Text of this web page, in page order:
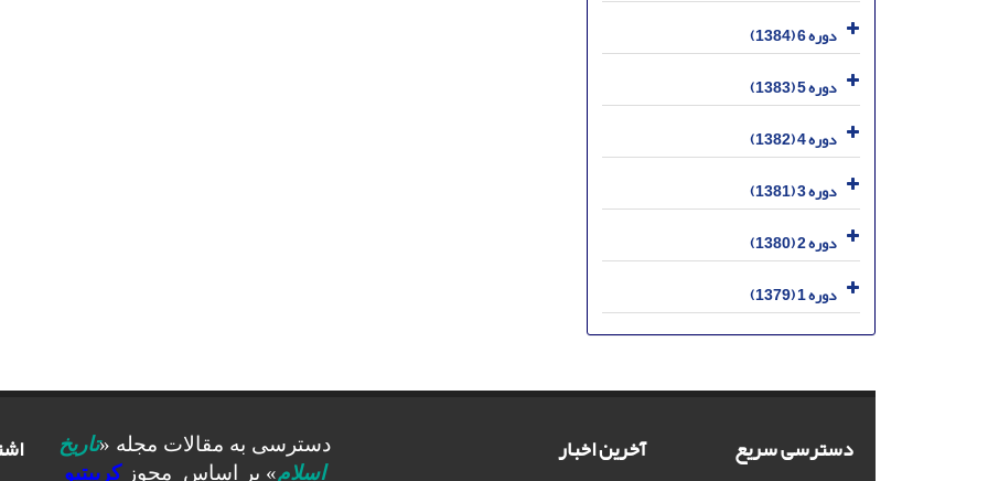
دوره 6 (1384)
دوره 5 (1383)
دوره 4 (1382)
دوره 3 (1381)
دوره 2 (1380)
دوره 1 (1379)
دسترسی سریع آخرین اخبار دسترسی به مقالات مجله «تاریخ
اسلام» بر اساس مجوزکرییتیو